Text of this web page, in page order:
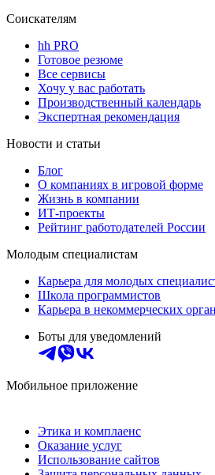
Соискателям
hh PRO
Готовое резюме
Все сервисы
Хочу у вас работать
Производственный календарь
Экспертная рекомендация
Новости и статьи
Блог
О компаниях в игровой форме
Жизнь в компании
ИТ-проекты
Рейтинг работодателей России
Молодым специалистам
Карьера для молодых
Школа программистов
Карьера в некоммерческих
Боты для уведомлений
Мобильное приложение
Этика и комплаенс
Оказание услуг
Использование сайтов